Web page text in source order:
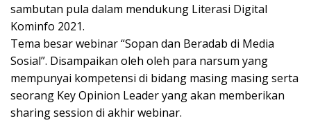
sambutan pula dalam mendukung Literasi Digital
Kominfo 2021.
Tema besar webinar “Sopan dan Beradab di Media
Sosial”. Disampaikan oleh oleh para narsum yang
mempunyai kompetensi di bidang masing masing serta
seorang Key Opinion Leader yang akan memberikan
sharing session di akhir webinar.